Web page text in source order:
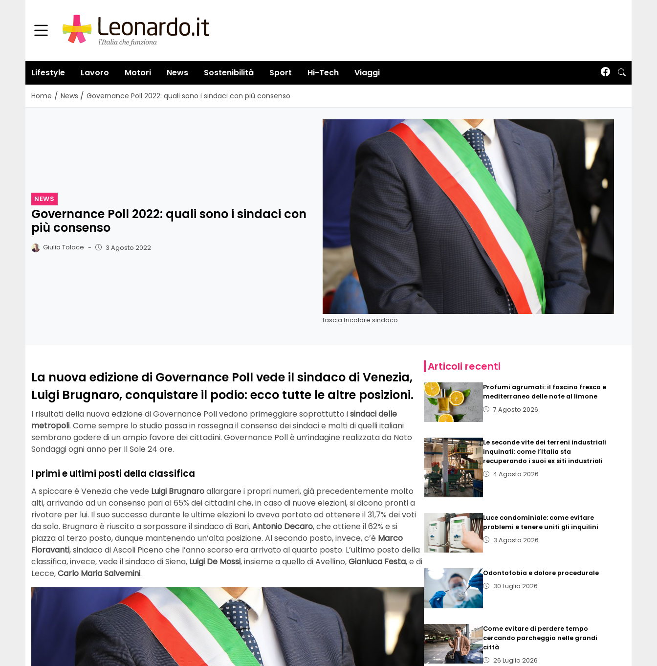
Lifestyle Lavoro Motori News Sostenibilità Sport Hi-Tech Viaggi
Home / News / Governance Poll 2022: quali sono i sindaci con più consenso
NEWS
Governance Poll 2022: quali sono i sindaci con
più consenso
Giulia Tolace - 3 Agosto 2022
fascia tricolore sindaco
La nuova edizione di Governance Poll vede il sindaco di Venezia,
Luigi Brugnaro, conquistare il podio: ecco tutte le altre posizioni.
I risultati della nuova edizione di Governance Poll vedono primeggiare soprattutto isindaci delle
metropoli. Come sempre lo studio passa in rassegna il consenso dei sindaci e molti di quelli italiani
sembrano godere di un ampio favore dei cittadini. Governance Poll è un’indagine realizzata da Noto
Sondaggi ogni anno per Il Sole 24 ore.
I primi e ultimi posti della classifica
A spiccare è Venezia che vede Luigi Brugnaroallargare i propri numeri, già precedentemente molto
alti, arrivando ad un consenso pari al 65% dei cittadini che, in caso di nuove elezioni, si dicono pronti a
rivotare per lui. Il suo successo durante le ultime elezioni lo aveva portato ad ottenere il 31,7% dei voti
da solo. Brugnaro è riuscito a sorpassare il sindaco di Bari,Antonio Decaro, che ottiene il 62% e si
piazza al terzo posto, dunque mantenendo un’alta posizione. Al secondo posto, invece, c’è Marco
Fioravanti, sindaco di Ascoli Piceno che l’anno scorso era arrivato al quarto posto. L’ultimo posto della
classifica, invece, vede il sindaco di Siena, Luigi De Mossi, insieme a quello di Avellino,Gianluca Festa, e di
Lecce,Carlo Maria Salvemini.
Articoli recenti
Profumi agrumati: il fascino fresco e
mediterraneo delle note al limone
7 Agosto 2026
Le seconde vite dei terreni industriali
inquinati: come l’Italia sta
recuperando i suoi ex siti industriali
4 Agosto 2026
Luce condominiale: come evitare
problemi e tenere uniti gli inquilini
3 Agosto 2026
Odontofobia e dolore procedurale
30 Luglio 2026
Come evitare di perdere tempo
cercando parcheggio nelle grandi
città
26 Luglio 2026